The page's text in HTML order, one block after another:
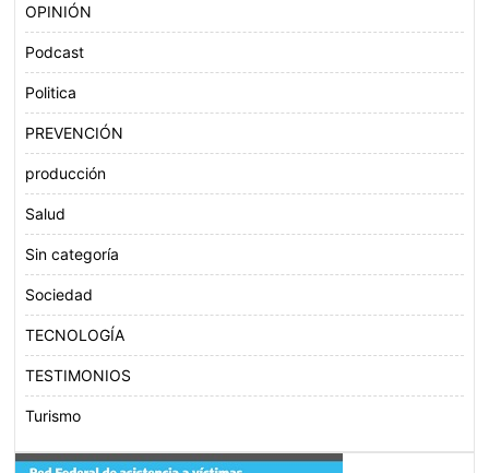
OPINIÓN
Podcast
Politica
PREVENCIÓN
producción
Salud
Sin categoría
Sociedad
TECNOLOGÍA
TESTIMONIOS
Turismo